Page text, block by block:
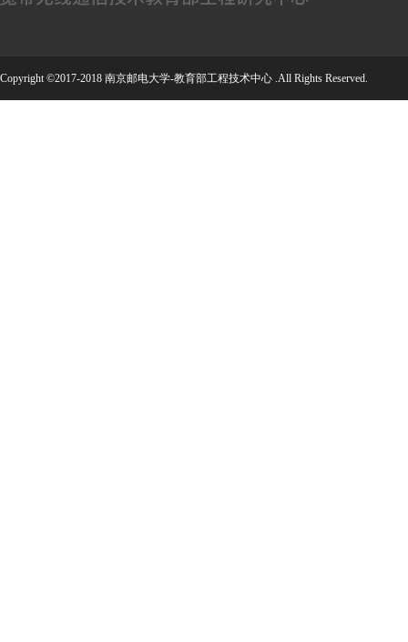
Copyright ©2017-2018 南京邮电大学-教育部工程技术中心 .All Rights Reserved.